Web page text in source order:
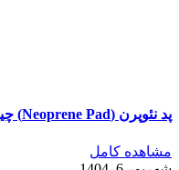
پد نئوپرن (Neoprene Pad) چیست؟
مشاهده کامل